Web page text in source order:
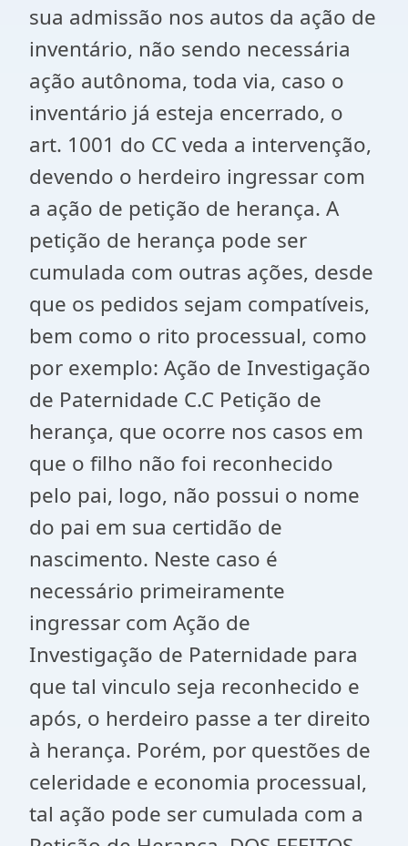
sua admissão nos autos da ação de
inventário, não sendo necessária
ação autônoma, toda via, caso o
inventário já esteja encerrado, o
art. 1001 do CC veda a intervenção,
devendo o herdeiro ingressar com
a ação de petição de herança. A
petição de herança pode ser
cumulada com outras ações, desde
que os pedidos sejam compatíveis,
bem como o rito processual, como
por exemplo: Ação de Investigação
de Paternidade C.C Petição de
herança, que ocorre nos casos em
que o filho não foi reconhecido
pelo pai, logo, não possui o nome
do pai em sua certidão de
nascimento. Neste caso é
necessário primeiramente
ingressar com Ação de
Investigação de Paternidade para
que tal vinculo seja reconhecido e
após, o herdeiro passe a ter direito
à herança. Porém, por questões de
celeridade e economia processual,
tal ação pode ser cumulada com a